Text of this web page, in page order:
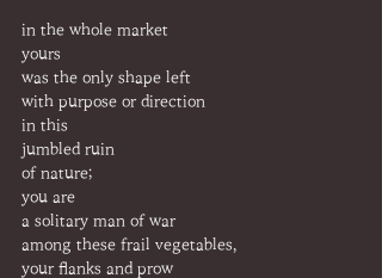
in the whole market
yours
was the only shape left
with purpose or direction
in this
jumbled ruin
of nature;
you are
a solitary man of war
among these frail vegetables,
your flanks and prow